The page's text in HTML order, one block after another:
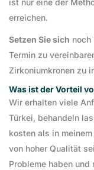
ist nur eine der
erreichen.
Setzen Sie sich noch
Termin zu
Zirkoniumkronen zu
Was ist der Vorteil
Wir erhalten viele
Türkei, behandeln
kosten als in
von hoher Qualität
Probleme haben und